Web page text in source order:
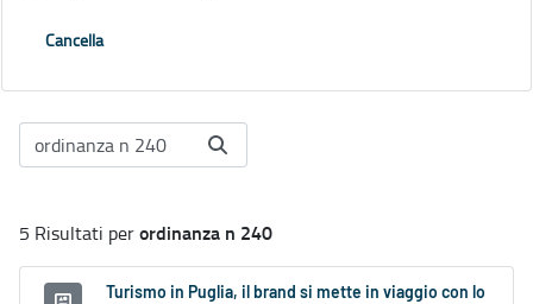
Cancella
5 Risultati perordinanza n 240
Turismo in Puglia, il brand si mette in viaggio con lo